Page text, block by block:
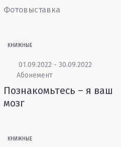
Фотовыставка
КНИЖНЫЕ
01.09.2022 - 30.09.2022
Абонемент
Познакомьтесь – я ваш
мозг
КНИЖНЫЕ